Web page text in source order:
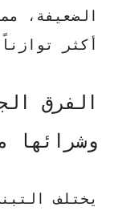
الضعيفة،
أكثر
الفرق
وشرائها
يختلف